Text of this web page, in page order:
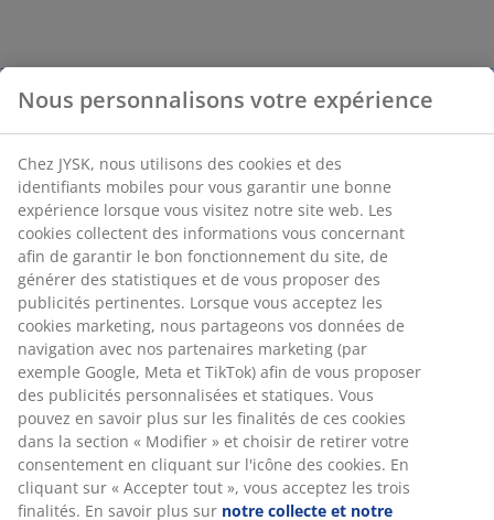
Nous personnalisons votre expérience
Chez JYSK, nous utilisons des cookies et des
identifiants mobiles pour vous garantir une bonne
expérience lorsque vous visitez notre site web. Les
cookies collectent des informations vous concernant
afin de garantir le bon fonctionnement du site, de
générer des statistiques et de vous proposer des
publicités pertinentes. Lorsque vous acceptez les
cookies marketing, nous partageons vos données de
navigation avec nos partenaires marketing (par
exemple Google, Meta et TikTok) afin de vous proposer
des publicités personnalisées et statiques. Vous
pouvez en savoir plus sur les finalités de ces cookies
dans la section « Modifier » et choisir de retirer votre
consentement en cliquant sur l'icône des cookies. En
cliquant sur « Accepter tout », vous acceptez les trois
finalités. En savoir plus sur notre collecte et notre